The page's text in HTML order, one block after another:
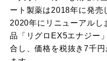
ート製薬は2018年に発売
2020年にリニューアルし
品「リグロEX5エナジー
合し、価格を税抜き7千